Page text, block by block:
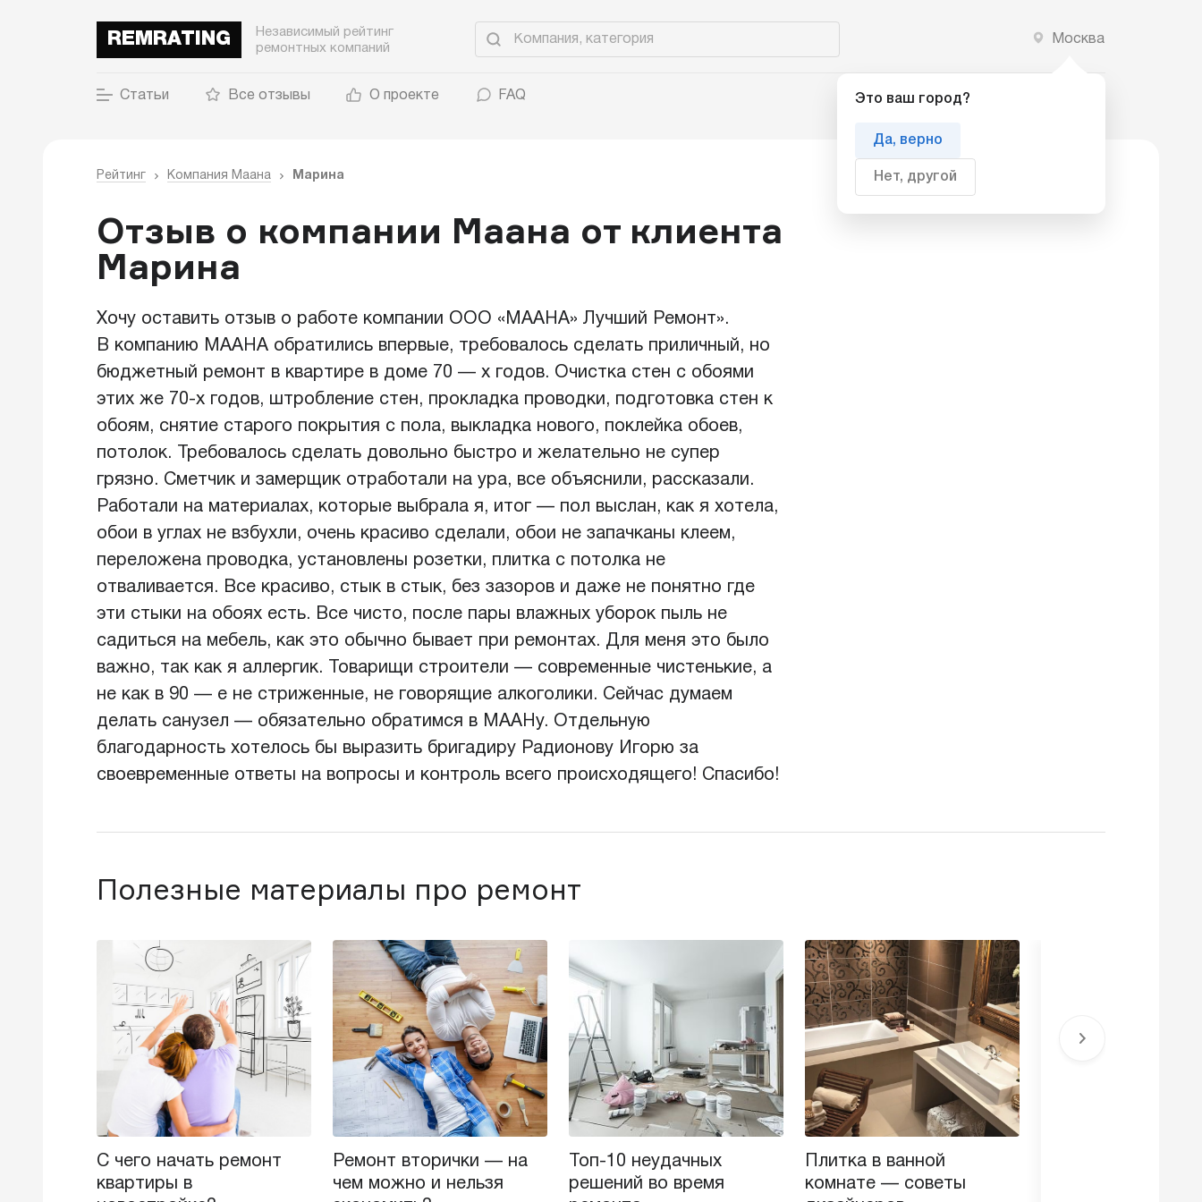
REMRATING
Независимый рейтинг
ремонтных компаний
Москва
Это ваш город?
Да, верно
Нет, другой
Статьи Все отзывы О проекте FAQ Добавить компанию
Рейтинг Компания Маана Марина
Отзыв о компании Маана от клиента
Марина
Хочу оставить отзыв о работе компании ООО «МААНА» Лучший Ремонт».
В компанию МААНА обратились впервые, требовалось сделать приличный, но
бюджетный ремонт в квартире в доме 70 — х годов. Очистка стен с обоями
этих же 70-х годов, штробление стен, прокладка проводки, подготовка стен к
обоям, снятие старого покрытия с пола, выкладка нового, поклейка обоев,
потолок. Требовалось сделать довольно быстро и желательно не супер
грязно. Сметчик и замерщик отработали на ура, все объяснили, рассказали.
Работали на материалах, которые выбрала я, итог — пол выслан, как я хотела,
обои в углах не взбухли, очень красиво сделали, обои не запачканы клеем,
переложена проводка, установлены розетки, плитка с потолка не
отваливается. Все красиво, стык в стык, без зазоров и даже не понятно где
эти стыки на обоях есть. Все чисто, после пары влажных уборок пыль не
садиться на мебель, как это обычно бывает при ремонтах. Для меня это было
важно, так как я аллергик. Товарищи строители — современные чистенькие, а
не как в 90 — е не стриженные, не говорящие алкоголики. Сейчас думаем
делать санузел — обязательно обратимся в МААНу. Отдельную
благодарность хотелось бы выразить бригадиру Радионову Игорю за
своевременные ответы на вопросы и контроль всего происходящего! Спасибо!
Полезные материалы про ремонт
С чего начать ремонт
квартиры в
Ремонт вторички — на
чем можно и нельзя
Топ-10 неудачных
решений во время
Плитка в ванной
комнате — советы